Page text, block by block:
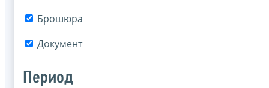
Брошюра
Документ
Период